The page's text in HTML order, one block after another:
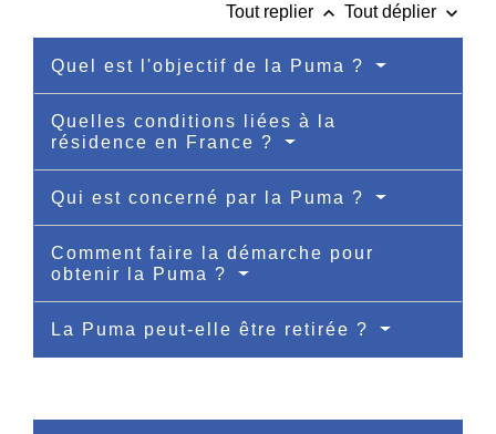
Tout replier keyboard_arrow_up Tout déplier keyboard_arrow_down
Quel est l'objectif de la Puma ?
Quelles conditions liées à la
résidence en France ?
Qui est concerné par la Puma ?
Comment faire la démarche pour
obtenir la Puma ?
La Puma peut-elle être retirée ?